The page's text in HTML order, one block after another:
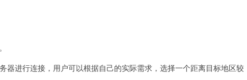
进行连接，用户可以根据自己的实际需求，选择一个距离目标地区较